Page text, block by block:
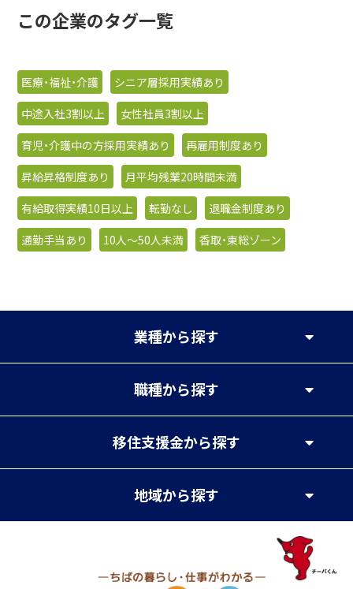
この企業のタグ一覧
医療・福祉・介護
シニア層採用実績あり
中途入社3割以上
女性社員3割以上
育児・介護中の方採用実績あり
再雇用制度あり
昇給昇格制度あり
月平均残業20時間未満
有給取得実績10日以上
転勤なし
退職金制度あり
通勤手当あり
10人〜50人未満 香取・東総ゾーン
業種から探す
職種から探す
移住支援金から探す
地域から探す